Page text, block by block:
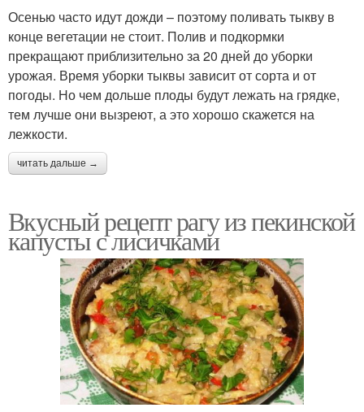
Осенью часто идут дожди – поэтому поливать тыкву в
конце вегетации не стоит. Полив и подкормки
прекращают приблизительно за 20 дней до уборки
урожая. Время уборки тыквы зависит от сорта и от
погоды. Но чем дольше плоды будут лежать на грядке,
тем лучше они вызреют, а это хорошо скажется на
лежкости.
читать дальше →
Вкусный рецепт рагу из пекинской
капусты с лисичками